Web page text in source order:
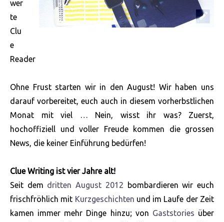
wer
te
Clu
e
Reader
Ohne Frust starten wir in den August! Wir haben uns
darauf vorbereitet, euch auch in diesem vorherbstlichen
Monat mit viel … Nein, wisst ihr was? Zuerst,
hochoffiziell und voller Freude kommen die grossen
News, die keiner Einführung bedürfen!
Clue Writing ist vier Jahre alt!
Seit dem dritten August 2012 bombardieren wir euch
frischfröhlich mit Kurzgeschichten und im Laufe der Zeit
kamen immer mehr Dinge hinzu; von Gaststories über